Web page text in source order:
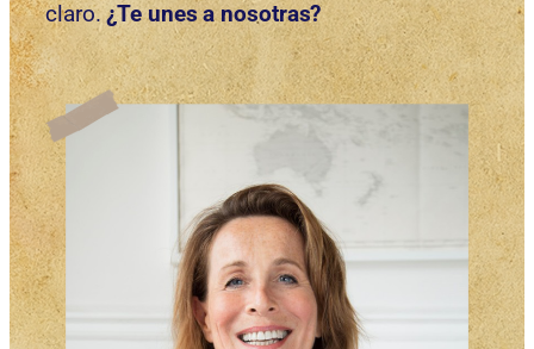
claro.¿Te unes a nosotras?